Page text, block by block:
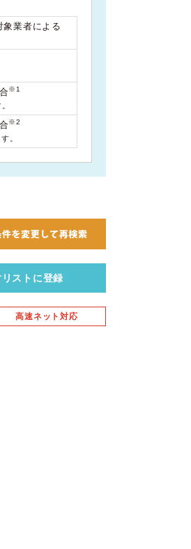
象業者による
※1
※2
。
ストに登録
高速ネット対応